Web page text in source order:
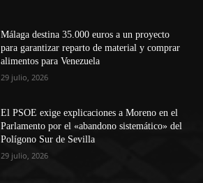
Málaga destina 35.000 euros a un proyecto
para garantizar reparto de material y comprar
alimentos para Venezuela
29 julio, 2026
El PSOE exige explicaciones a Moreno en el
Parlamento por el «abandono sistemático» del
Polígono Sur de Sevilla
29 julio, 2026